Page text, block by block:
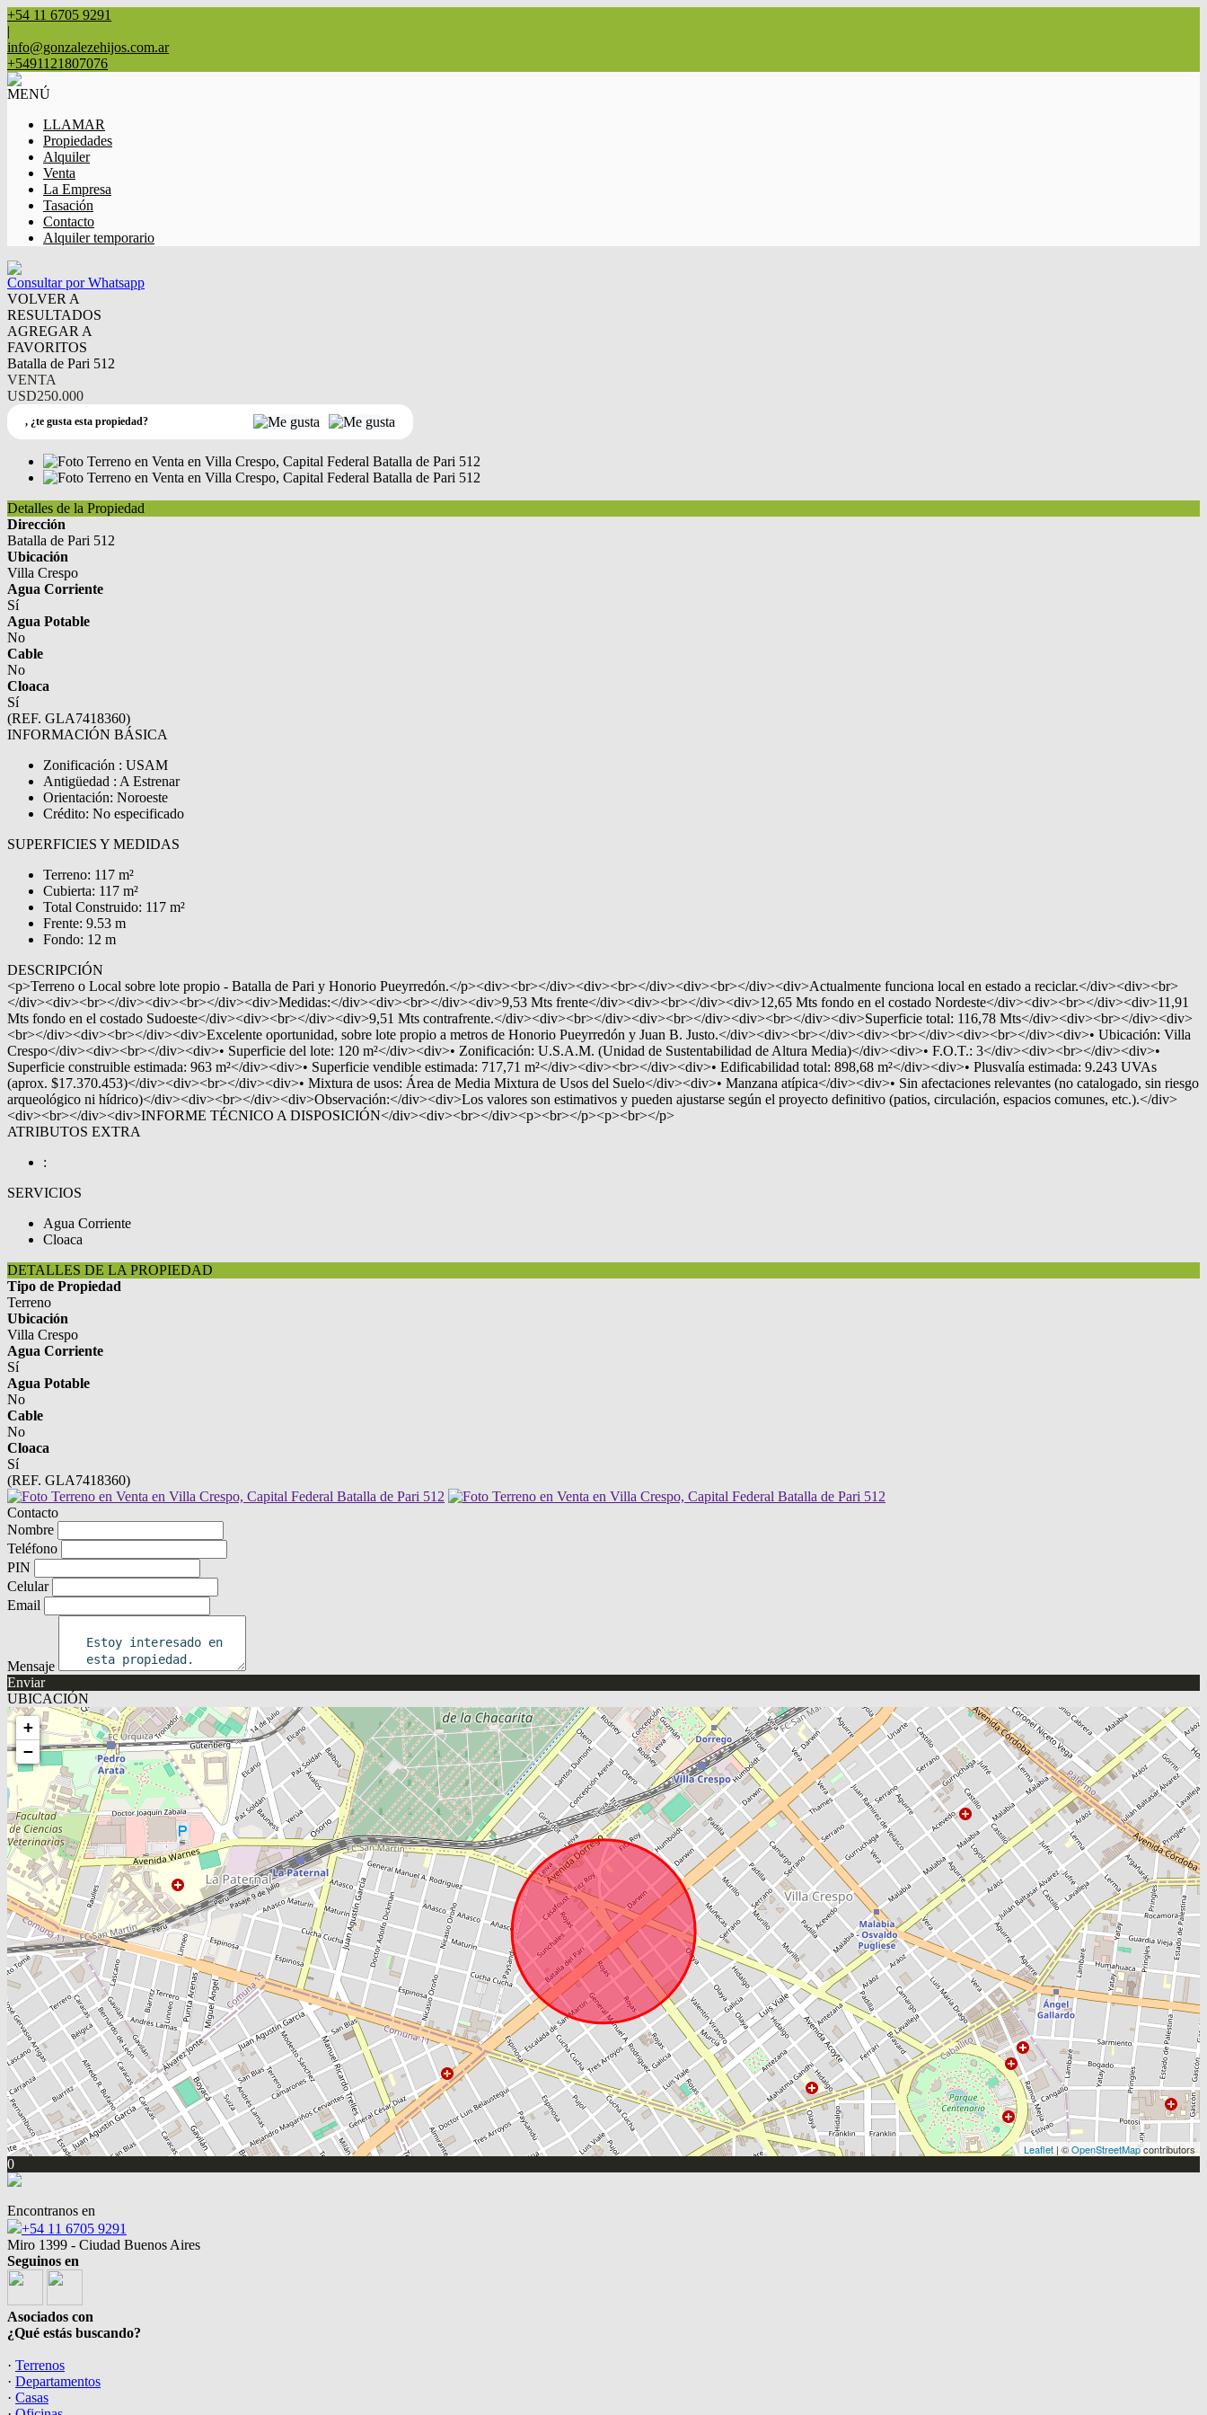
+54 11 6705 9291
|
info@gonzalezehijos.com.ar
+5491121807076
MENÚ
LLAMAR
Propiedades
Alquiler
Venta
La Empresa
Tasación
Contacto
Alquiler temporario
Consultar por Whatsapp
VOLVER A
RESULTADOS
AGREGAR A
FAVORITOS
Batalla de Pari 512
VENTA
USD250.000
, ¿te gusta esta propiedad?
Detalles de la Propiedad
Dirección
Batalla de Pari 512
Ubicación
Villa Crespo
Agua Corriente
Sí
Agua Potable
No
Cable
No
Cloaca
Sí
(REF. GLA7418360)
INFORMACIÓN BÁSICA
Zonificación : USAM
Antigüedad : A Estrenar
Orientación: Noroeste
Crédito: No especificado
SUPERFICIES Y MEDIDAS
Terreno: 117 m²
Cubierta: 117 m²
Total Construido: 117 m²
Frente: 9.53 m
Fondo: 12 m
DESCRIPCIÓN
<p>Terreno o Local sobre lote propio - Batalla de Pari y Honorio Pueyrredón.</p><div><br></div><div><br></div><div><br></div><div>Actualmente funciona local en estado a reciclar.</div><div><br>
</div><div><br></div><div><br></div><div>Medidas:</div><div><br></div><div>9,53 Mts frente</div><div><br></div><div>12,65 Mts fondo en el costado Nordeste</div><div><br></div><div>11,91
Mts fondo en el costado Sudoeste</div><div><br></div><div>9,51 Mts contrafrente.</div><div><br></div><div><br></div><div><br></div><div>Superficie total: 116,78 Mts</div><div><br></div><div>
<br></div><div><br></div><div>Excelente oportunidad, sobre lote propio a metros de Honorio Pueyrredón y Juan B. Justo.</div><div><br></div><div><br></div><div><br></div><div>• Ubicación: Villa
Crespo</div><div><br></div><div>• Superficie del lote: 120 m²</div><div>• Zonificación: U.S.A.M. (Unidad de Sustentabilidad de Altura Media)</div><div>• F.O.T.: 3</div><div><br></div><div>•
Superficie construible estimada: 963 m²</div><div>• Superficie vendible estimada: 717,71 m²</div><div><br></div><div>• Edificabilidad total: 898,68 m²</div><div>• Plusvalía estimada: 9.243 UVAs
(aprox. $17.370.453)</div><div><br></div><div>• Mixtura de usos: Área de Media Mixtura de Usos del Suelo</div><div>• Manzana atípica</div><div>• Sin afectaciones relevantes (no catalogado, sin riesgo
arqueológico ni hídrico)</div><div><br></div><div>Observación:</div><div>Los valores son estimativos y pueden ajustarse según el proyecto definitivo (patios, circulación, espacios comunes, etc.).</div>
<div><br></div><div>INFORME TÉCNICO A DISPOSICIÓN</div><div><br></div><p><br></p><p><br></p>
ATRIBUTOS EXTRA
:
SERVICIOS
Agua Corriente
Cloaca
DETALLES DE LA PROPIEDAD
Tipo de Propiedad
Terreno
Ubicación
Villa Crespo
Agua Corriente
Sí
Agua Potable
No
Cable
No
Cloaca
Sí
(REF. GLA7418360)
Contacto
Nombre
Teléfono
PIN
Celular
Email
Mensaje
Enviar
UBICACIÓN
+
−
Leaflet | ©OpenStreetMapcontributors
0
Encontranos en
+54 11 6705 9291
Miro 1399 - Ciudad Buenos Aires
Seguinos en
Asociados con
¿Qué estás buscando?
· Terrenos
· Departamentos
· Casas